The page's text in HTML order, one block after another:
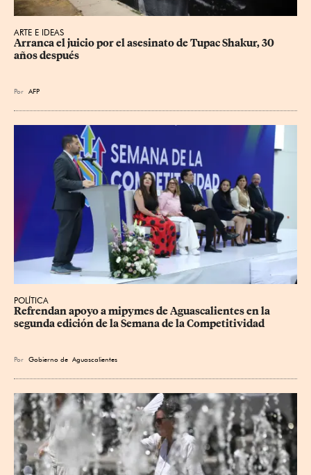
ARTE E IDEAS
Arranca el juicio por el asesinato de Tupac Shakur, 30
años después
Por AFP
POLÍTICA
Refrendan apoyo a mipymes de Aguascalientes en la
segunda edición de la Semana de la Competitividad
Por Gobierno de Aguascalientes